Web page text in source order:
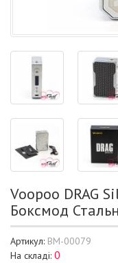
Voopoo DRAG
Боксмод
Артикул: BM-00079
На складі: 0